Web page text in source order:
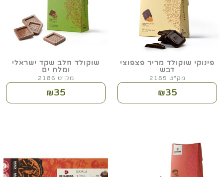
פינוקי שוקולד מריר פצפוצי
דבש
מק"ט 2185
₪35
שוקולד חלב שקד ישראלי
ומלח ים
מק"ט 2186
₪35